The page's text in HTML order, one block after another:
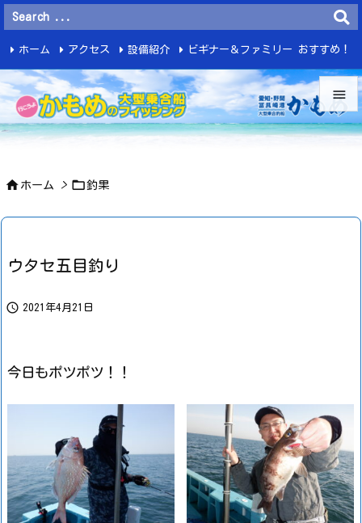


ホーム アクセス 設備紹介 ビギナー＆ファミリー おすすめ！
釣 果
 ホーム > 釣果
ウタセ五目釣り
 2021年4月21日
今日もポツポツ！！